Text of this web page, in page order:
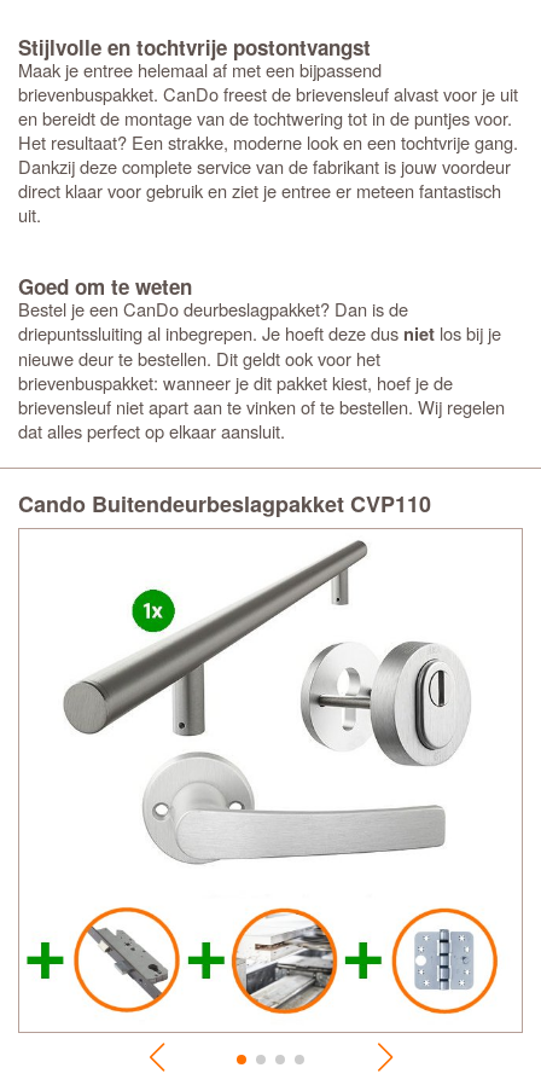
Stijlvolle en tochtvrije postontvangst
Maak je entree helemaal af met een bijpassend
brievenbuspakket. CanDo freest de brievensleuf alvast voor je uit
en bereidt de montage van de tochtwering tot in de puntjes voor.
Het resultaat? Een strakke, moderne look en een tochtvrije gang.
Dankzij deze complete service van de fabrikant is jouw voordeur
direct klaar voor gebruik en ziet je entree er meteen fantastisch
uit.
Goed om te weten
Bestel je een CanDo deurbeslagpakket? Dan is de
driepuntssluiting al inbegrepen. Je hoeft deze dus niet los bij je
nieuwe deur te bestellen. Dit geldt ook voor het
brievenbuspakket: wanneer je dit pakket kiest, hoef je de
brievensleuf niet apart aan te vinken of te bestellen. Wij regelen
dat alles perfect op elkaar aansluit.
Cando Buitendeurbeslagpakket CVP110